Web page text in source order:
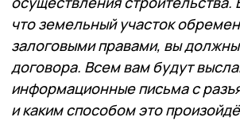
что земельный участок
залоговыми правами, вы
договора. Всем вам будут
информационные письма с
и каким способом это